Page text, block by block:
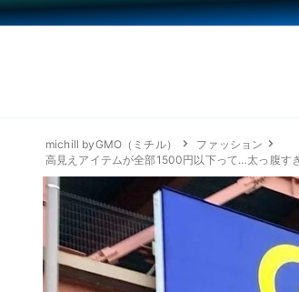
michill byGMO（ミチル）
ファッション
高見えアイテムが全部1500円以下って…太っ腹す